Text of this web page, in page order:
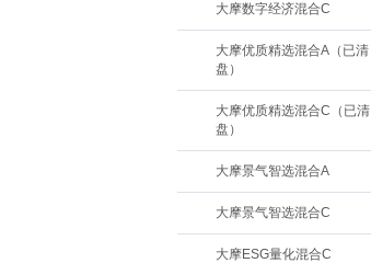
大摩数字经济混合C
大摩优质精选混合A（已清
盘）
大摩优质精选混合C（已清
盘）
大摩景气智选混合A
大摩景气智选混合C
大摩ESG量化混合C